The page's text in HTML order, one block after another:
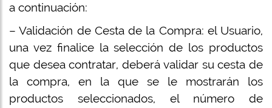
a continuación:
– Validación de Cesta de la Compra: el Usuario,
una vez finalice la selección de los productos
que desea contratar, deberá validar su cesta de
la compra, en la que se le mostrarán los
productos seleccionados, el número de